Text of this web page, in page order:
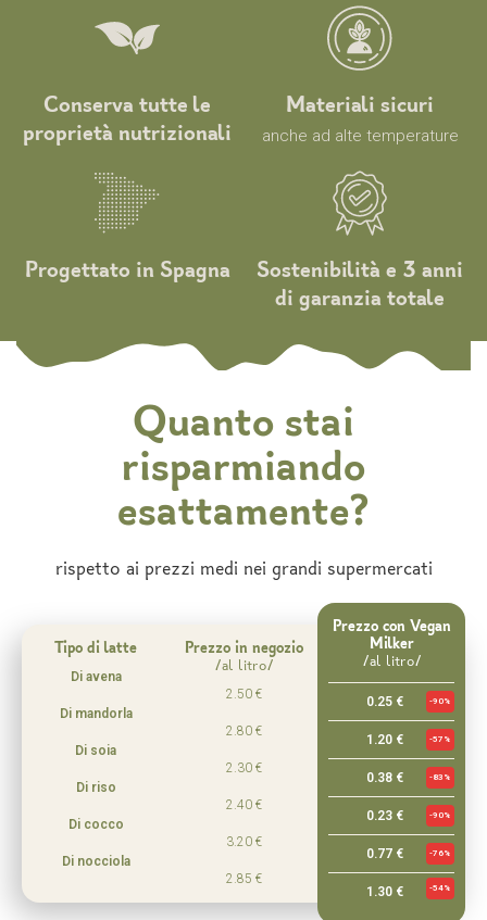
Conserva tutte le
proprietà nutrizionali
Materiali sicuri
anche ad alte temperature
Progettato in Spagna
Sostenibilità e 3 anni
di garanzia totale
Quanto stai
risparmiando
esattamente?
rispetto ai prezzi medi nei grandi supermercati
Tipo di latte
Di avena
Di mandorla
Di soia
Di riso
Di cocco
Di nocciola
Prezzo in negozio
/al litro/
2.50 €
2.80 €
2.30 €
2.40 €
3.20 €
2.85 €
Prezzo con Vegan
Milker
/al litro/
0.25 € -90%
1.20 € -57%
0.38 € -83%
0.23 € -90%
0.77 € -76%
1.30 € -54%